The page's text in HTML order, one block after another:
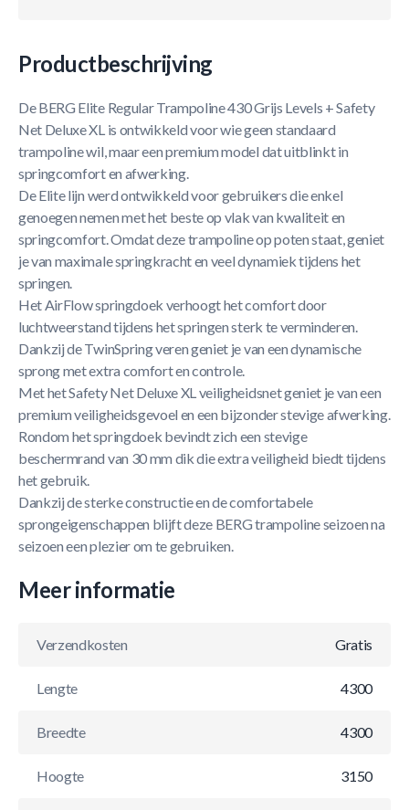
Productbeschrijving
De BERG Elite Regular Trampoline 430 Grijs Levels + Safety
Net Deluxe XL is ontwikkeld voor wie geen standaard
trampoline wil, maar een premium model dat uitblinkt in
springcomfort en afwerking.
De Elite lijn werd ontwikkeld voor gebruikers die enkel
genoegen nemen met het beste op vlak van kwaliteit en
springcomfort. Omdat deze trampoline op poten staat, geniet
je van maximale springkracht en veel dynamiek tijdens het
springen.
Het AirFlow springdoek verhoogt het comfort door
luchtweerstand tijdens het springen sterk te verminderen.
Dankzij de TwinSpring veren geniet je van een dynamische
sprong met extra comfort en controle.
Met het Safety Net Deluxe XL veiligheidsnet geniet je van een
premium veiligheidsgevoel en een bijzonder stevige afwerking.
Rondom het springdoek bevindt zich een stevige
beschermrand van 30 mm dik die extra veiligheid biedt tijdens
het gebruik.
Dankzij de sterke constructie en de comfortabele
sprongeigenschappen blijft deze BERG trampoline seizoen na
seizoen een plezier om te gebruiken.
Meer informatie
Verzendkosten Gratis
Lengte 4300
Breedte 4300
Hoogte 3150